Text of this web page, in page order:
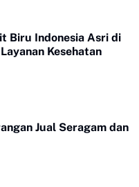
Biru Indonesia Asri di
Kesehatan
Jual Seragam dan